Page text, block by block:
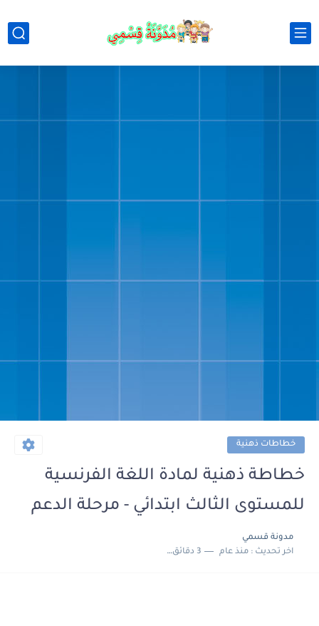
خطاطات ذهنية
خطاطة ذهنية لمادة اللغة الفرنسية
للمستوى الثالث ابتدائي - مرحلة الدعم
مدونة قسمي
اخر تحديث :منذ عام 3 دقائق للقراءة